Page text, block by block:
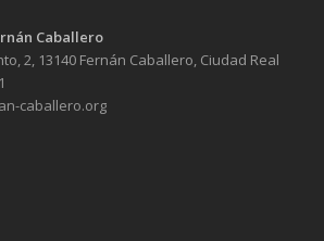
Caballero
2, 13140 Fernán Caballero, Ciudad Real
caballero.org